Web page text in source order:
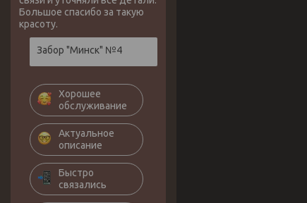
Большое спасибо за такую
красоту.
Забор "Минск" №4
Хорошее
обслуживание
Актуальное
описание
Быстро
связались